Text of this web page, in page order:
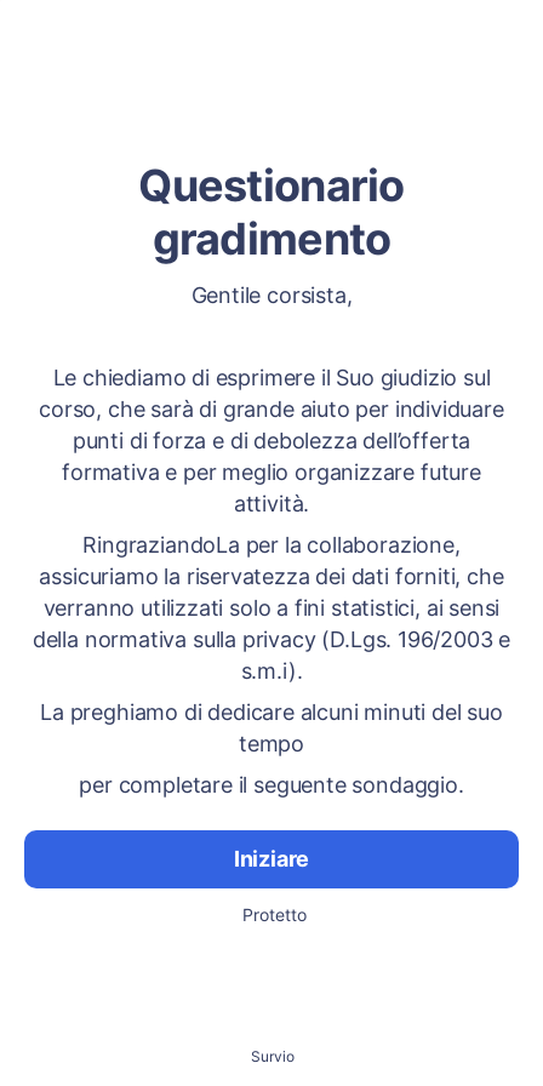
Questionario
gradimento
Gentile corsista,
Le chiediamo di esprimere il Suo giudizio sul
corso, che sarà di grande aiuto per individuare
punti di forza e di debolezza dell’offerta
formativa e per meglio organizzare future
attività.
RingraziandoLa per la collaborazione,
assicuriamo la riservatezza dei dati forniti, che
verranno utilizzati solo a fini statistici, ai sensi
della normativa sulla privacy (D.Lgs. 196/2003 e
s.m.i).
La preghiamo di dedicare alcuni minuti del suo
tempo
per completare il seguente sondaggio.
Iniziare
Protetto
Survio